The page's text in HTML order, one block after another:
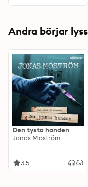
Andra börjar
Den tysta handen
Jonas Moström
3.5